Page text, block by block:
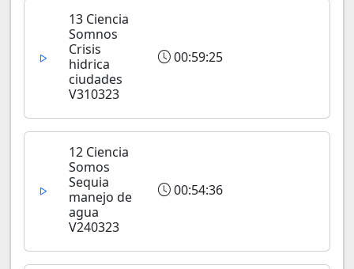
13 Ciencia
Somnos
Crisis
hidrica
ciudades
V310323
00:59:25
12 Ciencia
Somos
Sequia
manejo de
agua
V240323
00:54:36